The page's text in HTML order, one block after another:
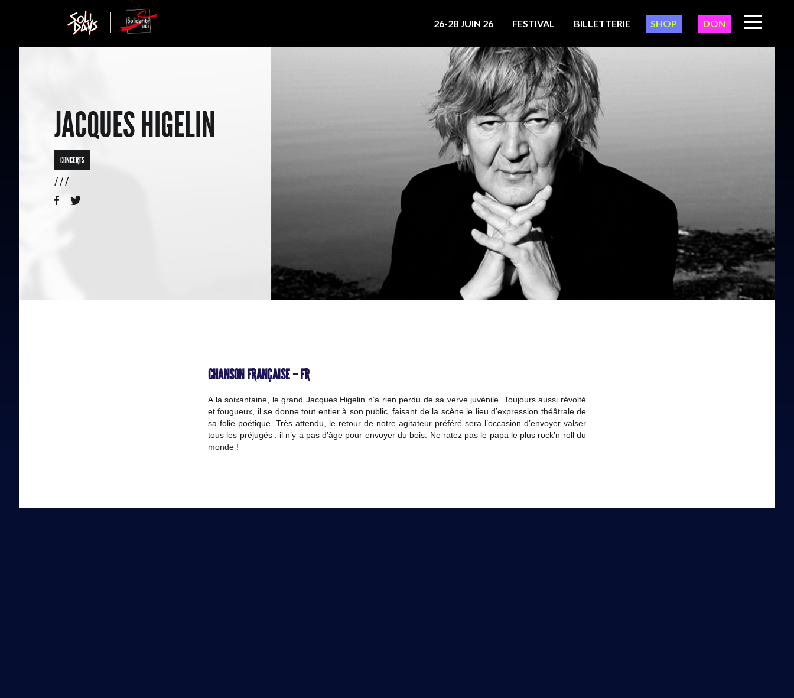
26-28 JUIN 26 FESTIVAL BILLETTERIE SHOP DON
JACQUES HIGELIN
CONCERTS
/ / /
CHANSON FRANÇAISE – FR
A la soixantaine, le grand Jacques Higelin n’a rien perdu de sa verve juvénile. Toujours aussi révolté
et fougueux, il se donne tout entier à son public, faisant de la scène le lieu d’expression théâtrale de
sa folie poétique. Très attendu, le retour de notre agitateur préféré sera l’occasion d’envoyer valser
tous les préjugés : il n’y a pas d’âge pour envoyer du bois. Ne ratez pas le papa le plus rock’n roll du
monde !